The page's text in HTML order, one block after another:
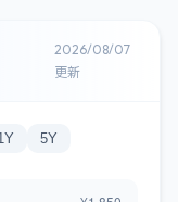
2026/08/07
更新
5Y